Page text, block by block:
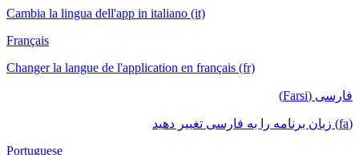
Cambia la lingua dell'app in italiano (it)
Français
Changer la langue de l'application en français (fr)
فارسی (Farsi)
(fa) زبان برنامه را به فارسی تغییر دهید
Portuguese